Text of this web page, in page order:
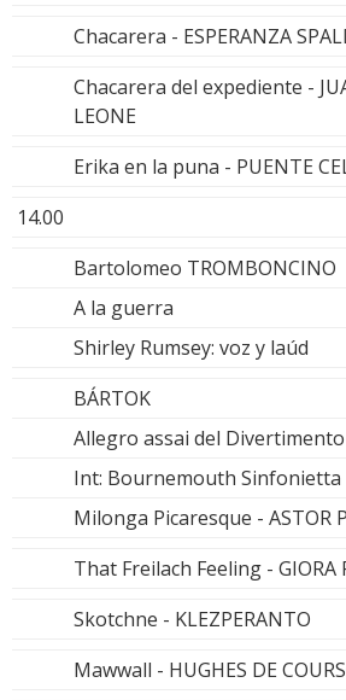
Chacarera - ESPERANZA
Chacarera del expediente -
LEONE
Erika en la puna - PUENTE
14.00
Bartolomeo TROMBONCINO
A la guerra
Shirley Rumsey: voz y laúd
BÁRTOK
Allegro assai del
Int: Bournemouth Sinfonietta
Milonga Picaresque - ASTOR
That Freilach Feeling - GIORA
Skotchne - KLEZPERANTO
Mawwall - HUGHES DE